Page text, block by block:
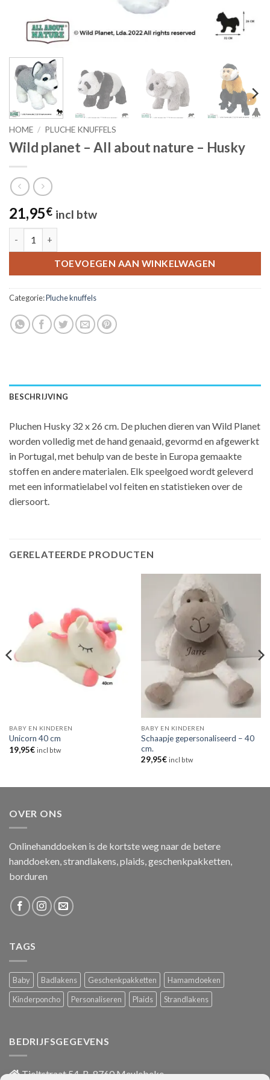
HOME / PLUCHE KNUFFELS
Wild planet – All about nature – Husky
21,95€ incl btw
TOEVOEGEN AAN WINKELWAGEN
Categorie:Pluche knuffels
BESCHRIJVING
Pluchen Husky 32 x 26 cm. De pluchen dieren van Wild Planet
worden volledig met de hand genaaid, gevormd en afgewerkt
in Portugal, met behulp van de beste in Europa gemaakte
stoffen en andere materialen. Elk speelgoed wordt geleverd
met een informatielabel vol feiten en statistieken over de
diersoort.
GERELATEERDE PRODUCTEN
BABY EN KINDEREN
Unicorn 40 cm
19,95€ incl btw
BABY EN KINDEREN
Schaapje gepersonaliseerd – 40
cm.
29,95€ incl btw
OVER ONS
Onlinehanddoeken is de kortste weg naar de betere
handdoeken, strandlakens, plaids, geschenkpakketten,
borduren
TAGS
Baby Badlakens Geschenkpakketten
Hamamdoeken
Kinderponcho
Personaliseren Plaids Strandlakens
BEDRIJFSGEGEVENS
Tieltstraat 54, B-8760 Meulebeke